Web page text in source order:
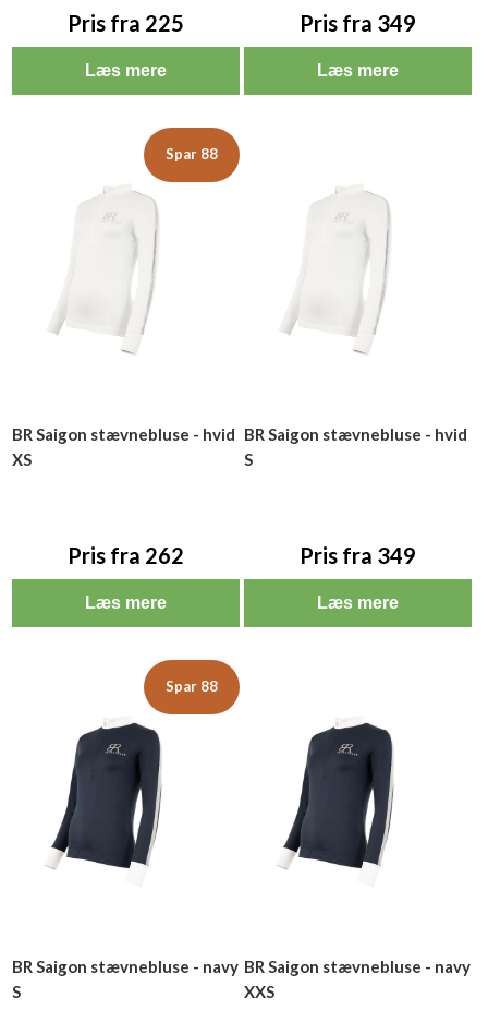
Pris fra 225
Læs mere
Pris fra 349
Læs mere
Spar 88
BR Saigon stævnebluse - hvid
XS
Pris fra 262
Læs mere
BR Saigon stævnebluse - hvid
S
Pris fra 349
Læs mere
Spar 88
BR Saigon stævnebluse - navy
S
BR Saigon stævnebluse - navy
XXS